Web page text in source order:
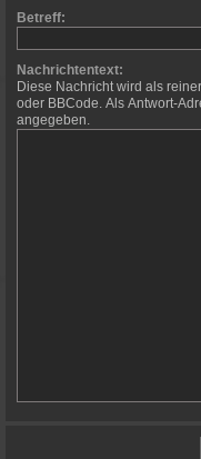
Betreff:
Nachrichtentext:
Diese Nachricht wird als
oder BBCode. Als Antwort-
angegeben.